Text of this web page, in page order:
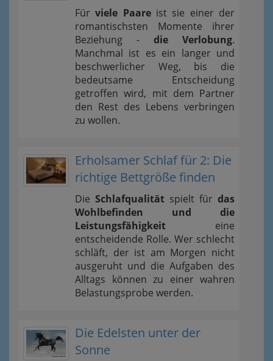
Fürviele Paareist sie einer der
romantischsten Momente ihrer
Beziehung - die Verlobung.
Manchmal ist es ein langer und
beschwerlicher Weg, bis die
bedeutsame Entscheidung
getroffen wird, mit dem Partner
den Rest des Lebens verbringen
zu wollen.
Erholsamer Schlaf für 2: Die
richtige Bettgröße finden
Die Schlafqualität spielt für das
Wohlbefinden und die
Leistungsfähigkeit eine
entscheidende Rolle. Wer schlecht
schläft, der ist am Morgen nicht
ausgeruht und die Aufgaben des
Alltags können zu einer wahren
Belastungsprobe werden.
Die Edelsten unter der
Sonne